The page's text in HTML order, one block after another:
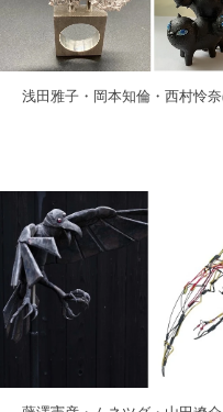
浅田雅子・岡本知倫・西村怜